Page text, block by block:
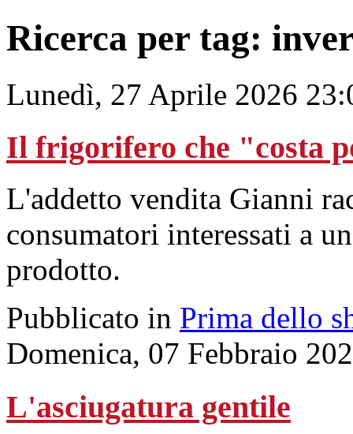
Ricerca per tag:
Lunedì, 27 Aprile 2026
Il frigorifero che "costa
L'addetto vendita Gianni
consumatori interessati a
prodotto.
Pubblicato in Prima dello
Domenica, 07 Febbraio
L'asciugatura gentile